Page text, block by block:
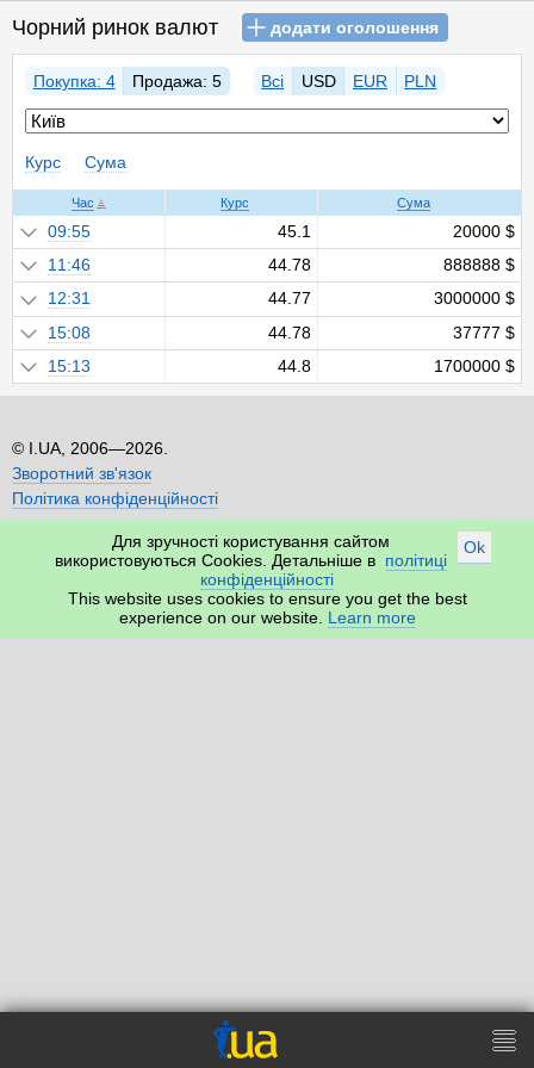
Чорний ринок валют додати оголошення
Покупка: 4 Продажа: 5 Всі USD EUR PLN
Курс Сума
Час Курс Сума
09:55 45.1
20000 $
11:46
44.78
888888 $
12:31
44.77
3000000 $
15:08
44.78
37777 $
15:13
44.8 1700000 $
I.UA, 2006—2026.
Зворотний зв'язок
Політика конфіденційності
Ok
Для зручності користування сайтом
використовуються Cookies. Детальніше в політиці
конфіденційності
This website uses cookies to ensure you get the best
experience on our website. Learn more